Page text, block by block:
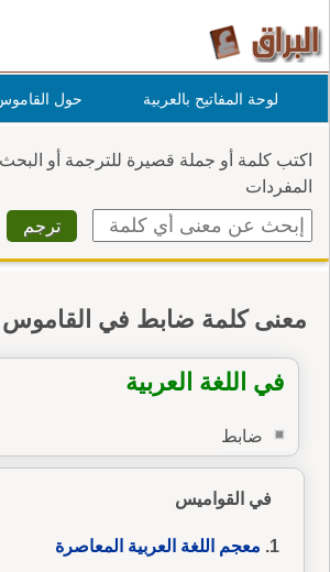
لوحة المفاتيح بالعربية حول
اكتب كلمة أو جملة قصيرة للترجمة أو
المفردات
معنى كلمة ضابط في القاموس
في اللغة العربية
ضابط
في القواميس
معجم اللغة العربية المعاصرة